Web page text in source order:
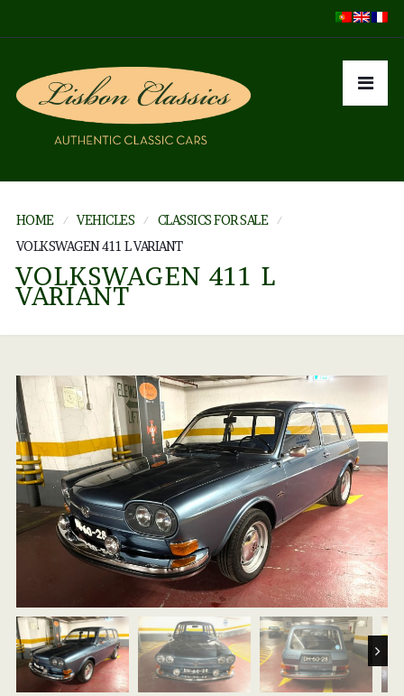
HOME VEHICLES
CLASSICS FOR SALE
VOLKSWAGEN 411 L VARIANT
VOLKSWAGEN 411 L
VARIANT
Next